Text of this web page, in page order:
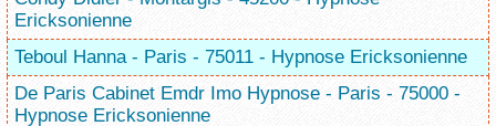
Ericksonienne
Teboul Hanna - Paris - 75011 - Hypnose Ericksonienne
De Paris Cabinet Emdr Imo Hypnose - Paris - 75000 -
Hypnose Ericksonienne